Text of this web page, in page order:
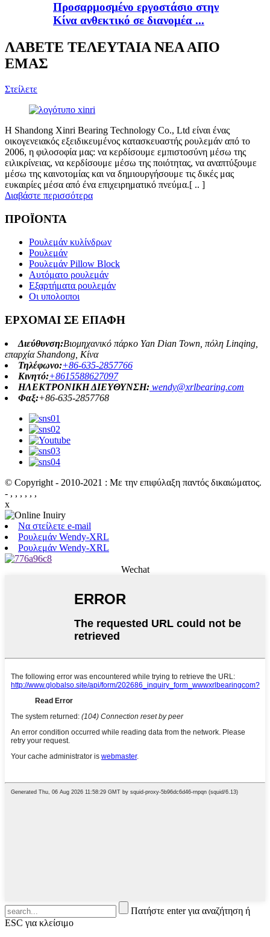
Προσαρμοσμένο εργοστάσιο στην
Κίνα ανθεκτικό σε διανομέα ...
ΛΑΒΕΤΕ ΤΕΛΕΥΤΑΙΑ ΝΕΑ ΑΠΟ
ΕΜΑΣ
Στείλετε
Η Shandong Xinri Bearing Technology Co., Ltd είναι ένας
οικογενειακός εξειδικευμένος κατασκευαστής ρουλεμάν από το
2006, η φιλοσοφία μας: να κερδίσουμε εμπιστοσύνη μέσω της
ειλικρίνειας, να κερδίσουμε μέσω της ποιότητας, να αναπτύξουμε
μέσω της καινοτομίας και να δημιουργήσουμε τις δικές μας
ευκαιρίες μέσα από ένα επιχειρηματικό πνεύμα.[ .. ]
Διαβάστε περισσότερα
ΠΡΟΪΟΝΤΑ
Ρουλεμάν κυλίνδρων
Ρουλεμάν
Ρουλεμάν Pillow Block
Αυτόματο ρουλεμάν
Εξαρτήματα ρουλεμάν
Οι υπολοιποι
ΕΡΧΟΜΑΙ ΣΕ ΕΠΑΦΗ
Διεύθυνση:Βιομηχανικό πάρκο Yan Dian Town, πόλη Linqing,
επαρχία Shandong, Κίνα
Τηλέφωνο:+86-635-2857766
Κινητό:+8615588627097
ΗΛΕΚΤΡΟΝΙΚΗ ΔΙΕΥΘΥΝΣΗ: wendy@xrlbearing.com
Φαξ:+86-635-2857768
© Copyright - 2010-2021 : Με την επιφύλαξη παντός δικαιώματος.
- , , , , , ,
x
Να στείλετε e-mail
Ρουλεμάν Wendy-XRL
Ρουλεμάν Wendy-XRL
Wechat
Πατήστε enter για αναζήτηση ή
ESC για κλείσιμο